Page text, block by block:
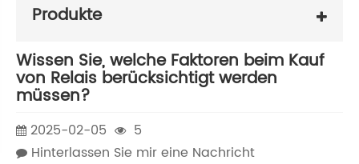
Produkte
Wissen Sie, welche Faktoren beim Kauf
von Relais berücksichtigt werden
müssen?
2025-02-05
5
Hinterlassen Sie mir eine Nachricht